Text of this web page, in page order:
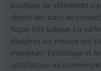
boutique de vêtements a
clients des bacs de
façon très ludique. La
étagères sur mesure ont
maximum. Esthétique et
satisfaction au